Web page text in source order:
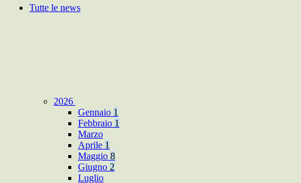
Tutte le news
2026
Gennaio 1
Febbraio 1
Marzo
Aprile 1
Maggio 8
Giugno 2
Luglio